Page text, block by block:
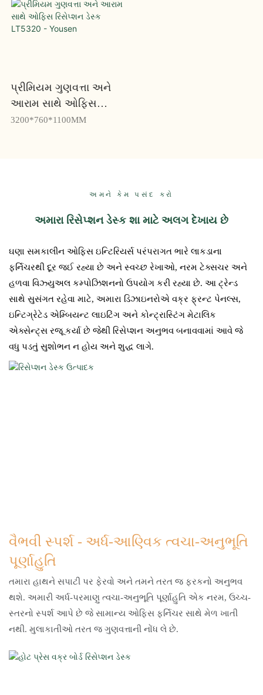
પ્રીમિયમ ગુણવત્તા અને
આરામ સાથે ઓફિસ
રિસેપ્શન ડેસ્ક LT5320 -
3200*760*1100MM
અમને કેમ પસંદ કરો
અમારા રિસેપ્શન ડેસ્ક શા માટે અલગ દેખાય છે
ઘણા સમકાલીન ઓફિસ ઇન્ટિરિયર્સ પરંપરાગત ભારે લાકડાના
ફર્નિચરથી દૂર જઈ રહ્યા છે અને સ્વચ્છ રેખાઓ, નરમ ટેક્સચર અને
હળવા વિઝ્યુઅલ કમ્પોઝિશનનો ઉપયોગ કરી રહ્યા છે. આ ટ્રેન્ડ
સાથે સુસંગત રહેવા માટે, અમારા ડિઝાઇનરોએ વક્ર ફ્રન્ટ પેનલ્સ,
ઇન્ટિગ્રેટેડ એમ્બિયન્ટ લાઇટિંગ અને કોન્ટ્રાસ્ટિંગ મેટાલિક
એક્સેન્ટ્સ રજૂ કર્યા છે જેથી રિસેપ્શન અનુભવ બનાવવામાં આવે જે
વધુ પડતું સુશોભન ન હોય અને શુદ્ધ લાગે.
વૈભવી સ્પર્શ - અર્ધ-આણ્વિક ત્વચા-અનુભૂતિ
પૂર્ણાહુતિ
તમારા હાથને સપાટી પર ફેરવો અને તમને તરત જ ફરકનો અનુભવ
થશે. અમારી અર્ધ-પરમાણુ ત્વચા-અનુભૂતિ પૂર્ણાહુતિ એક નરમ, ઉચ્ચ-
સ્તરનો સ્પર્શ આપે છે જે સામાન્ય ઓફિસ ફર્નિચર સાથે મેળ ખાતી
નથી. મુલાકાતીઓ તરત જ ગુણવત્તાની નોંધ લે છે.